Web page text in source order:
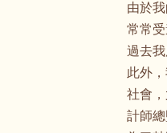
由於
常常
過去
此外
社會
計師